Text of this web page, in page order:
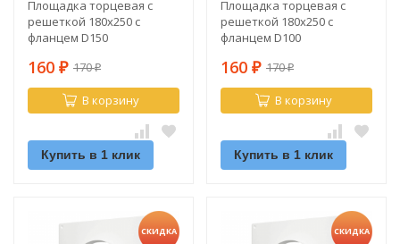
Площадка торцевая с
решеткой 180х250 с
фланцем D150
160 ₽ 170₽
В корзину
Купить в 1 клик
Площадка торцевая с
решеткой 180х250 с
фланцем D100
160 ₽ 170₽
В корзину
Купить в 1 клик
СКИДКА СКИДКА